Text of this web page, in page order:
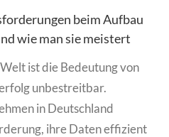
beim Aufbau
wie man sie meistert
ist die Bedeutung von
unbestreitbar.
in Deutschland
ihre Daten effizient